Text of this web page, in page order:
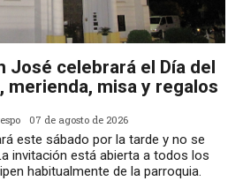
José celebrará el Día del
merienda, misa y regalos
07 de agosto de 2026
este sábado por la tarde y no se
invitación está abierta a todos los
habitualmente de la parroquia.